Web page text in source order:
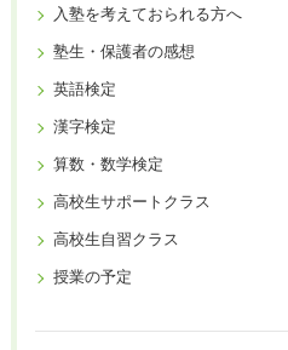
入塾を考えておられる方へ
塾生・保護者の感想
英語検定
漢字検定
算数・数学検定
高校生サポートクラス
高校生自習クラス
授業の予定